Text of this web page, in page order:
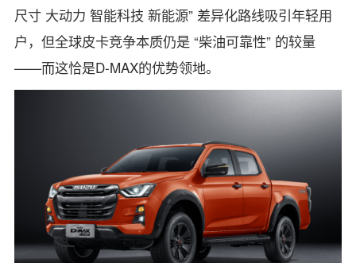
尺寸 大动力 智能科技 新能源” 差异化路线吸引年轻用
户，但全球皮卡竞争本质仍是 “柴油可靠性” 的较量
——而这恰是D-MAX的优势领地。